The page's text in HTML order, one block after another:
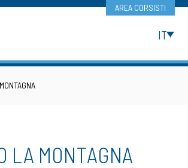
AREA CORSISTI
IT
LA MONTAGNA